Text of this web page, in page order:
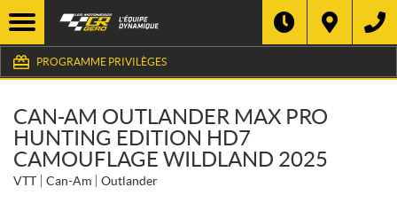
PROGRAMME PRIVILÈGES
CAN-AM OUTLANDER MAX PRO
HUNTING EDITION HD7
CAMOUFLAGE WILDLAND 2025
VTT Can-Am Outlander